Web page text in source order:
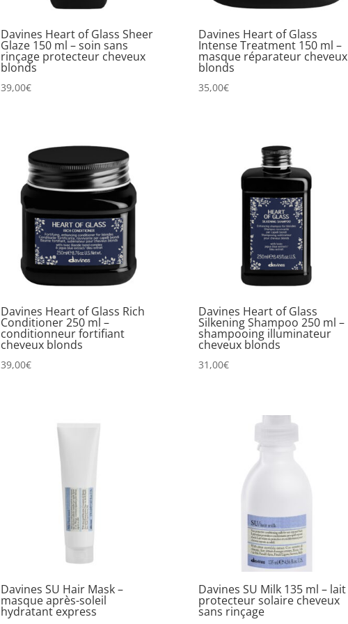
Davines Heart of Glass Sheer
Glaze 150 ml – soin sans
rinçage protecteur cheveux
blonds
39,00€
Davines Heart of Glass
Intense Treatment 150 ml –
masque réparateur cheveux
blonds
35,00€
Davines Heart of Glass Rich
Conditioner 250 ml –
conditionneur fortifiant
cheveux blonds
39,00€
Davines Heart of Glass
Silkening Shampoo 250 ml –
shampooing illuminateur
cheveux blonds
31,00€
Davines SU Hair Mask –
masque après-soleil
hydratant express
Davines SU Milk 135 ml – lait
protecteur solaire cheveux
sans rinçage